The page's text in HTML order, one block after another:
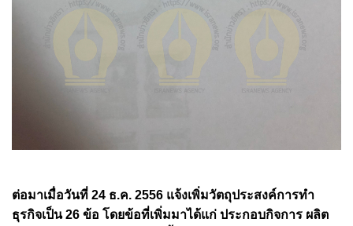
ต่อมาเมื่อวันที่ 24 ธ.ค. 2556 แจ้งเพิ่มวัตถุประสงค์การทำ
ธุรกิจเป็น 26 ข้อ โดยข้อที่เพิ่มมาได้แก่ ประกอบกิจการ ผลิต